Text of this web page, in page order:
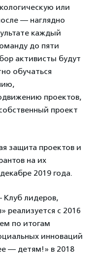
или
— наглядно
каждый
до пяти
активисты будут
обучаться
проектов,
проект
защита проектов и
на их
2019 года.
лидеров,
реализуется с 2016
по итогам
инноваций
— детям!» в 2018